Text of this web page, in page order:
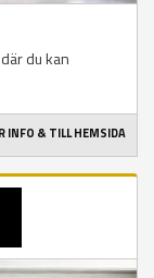
du kan
INFO & TILL HEMSIDA